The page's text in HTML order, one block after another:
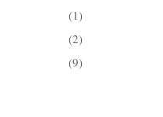
(1)
(2)
(9)